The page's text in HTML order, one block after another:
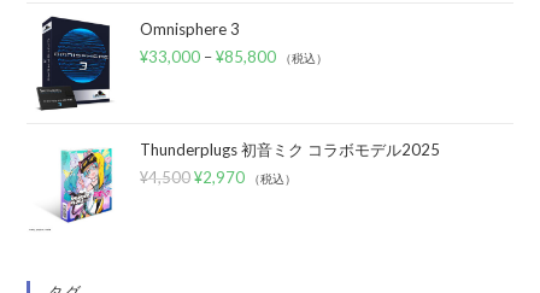
Omnisphere 3
¥33,000 –¥85,800 （税込）
Thunderplugs 初音ミク コラボモデル2025
¥4,500 ¥2,970 （税込）